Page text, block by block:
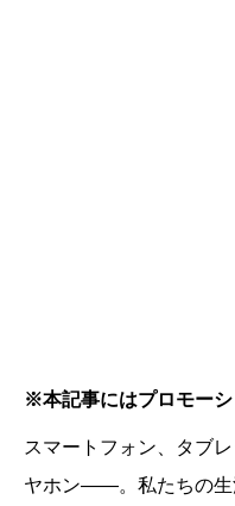
※本記事にはプロモー
スマートフォン、タブ
ヤホン——。私たちの生